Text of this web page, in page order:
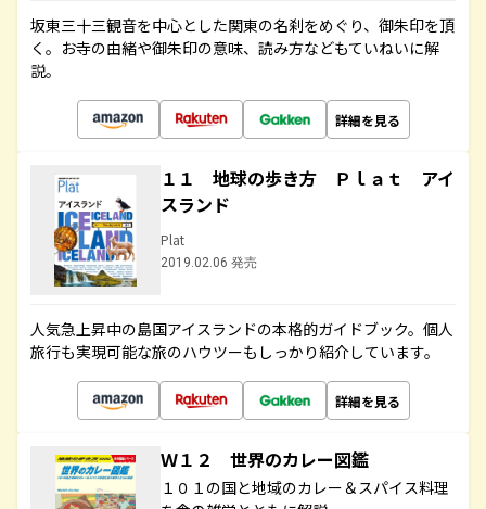
坂東三十三観音を中心とした関東の名刹をめぐり、御朱印を頂
く。お寺の由緒や御朱印の意味、読み方などもていねいに解
説。
詳細を見る
１１ 地球の歩き方 Ｐｌａｔ アイ
スランド
Plat
2019.02.06 発売
人気急上昇中の島国アイスランドの本格的ガイドブック。個人
旅行も実現可能な旅のハウツーもしっかり紹介しています。
詳細を見る
Ｗ１２ 世界のカレー図鑑
１０１の国と地域のカレー＆スパイス料理